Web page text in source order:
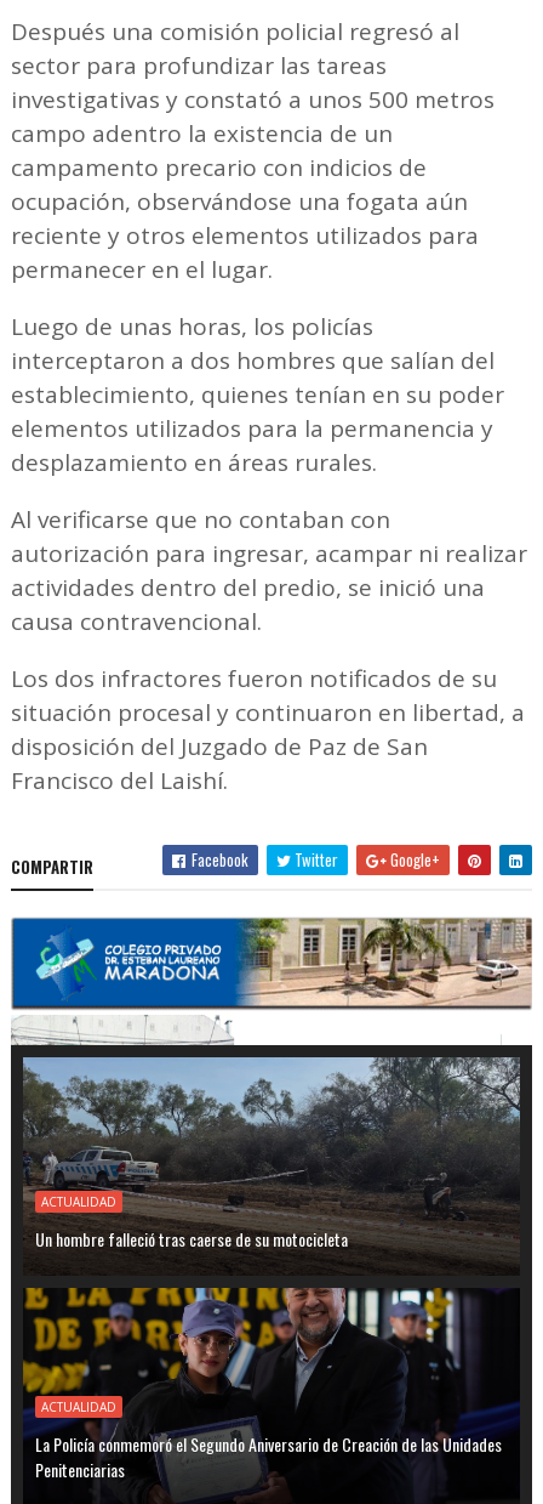
Después una comisión policial regresó al
sector para profundizar las tareas
investigativas y constató a unos 500 metros
campo adentro la existencia de un
campamento precario con indicios de
ocupación, observándose una fogata aún
reciente y otros elementos utilizados para
permanecer en el lugar.
Luego de unas horas, los policías
interceptaron a dos hombres que salían del
establecimiento, quienes tenían en su poder
elementos utilizados para la permanencia y
desplazamiento en áreas rurales.
Al verificarse que no contaban con
autorización para ingresar, acampar ni realizar
actividades dentro del predio, se inició una
causa contravencional.
Los dos infractores fueron notificados de su
situación procesal y continuaron en libertad, a
disposición del Juzgado de Paz de San
Francisco del Laishí.
COMPARTIR Facebook Twitter Google+
ACTUALIDAD
Un hombre falleció tras caerse de su motocicleta
ACTUALIDAD
La Policía conmemoró el Segundo Aniversario de Creación de las Unidades
Penitenciarias